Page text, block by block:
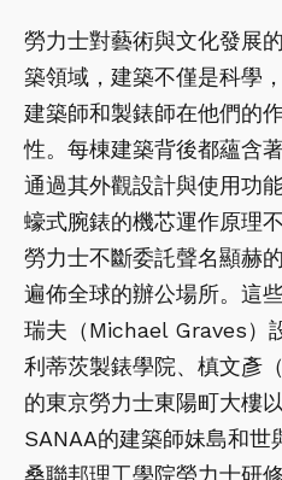
勞力士對藝術與文化發展
築領域，建築不僅是科學
建築師和製錶師在他們的
性。每棟建築背後都蘊含
通過其外觀設計與使用功
蠔式腕錶的機芯運作原理
勞力士不斷委託聲名顯赫
遍佈全球的辦公場所。這
瑞夫（Michael Graves）
利蒂茨製錶學院、槙文彥
的東京勞力士東陽町大樓
SANAA的建築師妹島和世